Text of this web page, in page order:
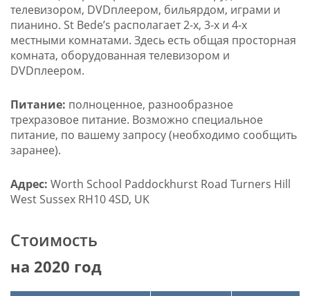
телевизором, DVDплеером, бильярдом, играми и
пианино. St Bede’s располагает 2-х, 3-х и 4-х
местными комнатами. Здесь есть общая просторная
комната, оборудованная телевизором и
DVDплеером.
Питание: полноценное, разнообразное
трехразовое питание. Возможно специальное
питание, по вашему запросу (необходимо сообщить
заранее).
Адрес: Worth School Paddockhurst Road Turners Hill
West Sussex RH10 4SD, UK
Стоимость
на 2020 год